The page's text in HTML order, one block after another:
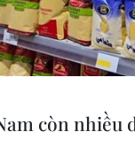
còn nhiều